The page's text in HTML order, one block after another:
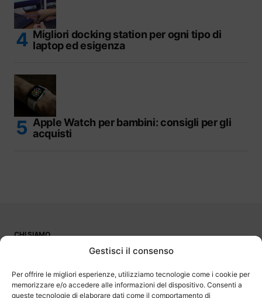
Gestisci il consenso
Per offrire le migliori esperienze, utilizziamo tecnologie come i cookie per
memorizzare e/o accedere alle informazioni del dispositivo. Consenti a
queste tecnologie di elaborare dati come il comportamento di
Migliori docking station per ogni tipo di
laptop ed esigenza
Apple Watch per bambini: consigli per gli
acquisti
CHI SIAMO